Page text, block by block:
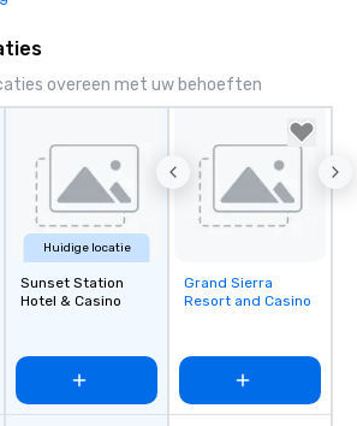
overeen met uw behoeften
Huidige locatie
Sunset Station
Hotel & Casino
Removed from
favorites
Grand Sierra
Resort and Casino